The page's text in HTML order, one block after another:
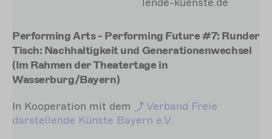
Performing Arts - Performing Future #7: Runder
Tisch: Nachhaltigkeit und Generationenwechsel
(Im Rahmen der Theatertage in
Wasserburg/Bayern)
In Kooperation mit dem
Verband Freie
darstellende Künste Bayern e.V.